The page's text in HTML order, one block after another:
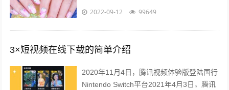
有必要首先对指甲又一个充分的认识，什么
2022-09-12 99649
3×短视频在线下载的简单介绍
2020年11月4日，腾讯视频体验版登陆国行
Nintendo Switch平台2021年4月3日，腾讯